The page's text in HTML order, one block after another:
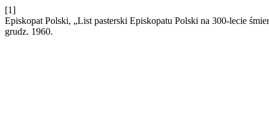
[1]
Episkopat Polski, „List pasterski Episkopatu Polski na 300-lecie
grudz. 1960.